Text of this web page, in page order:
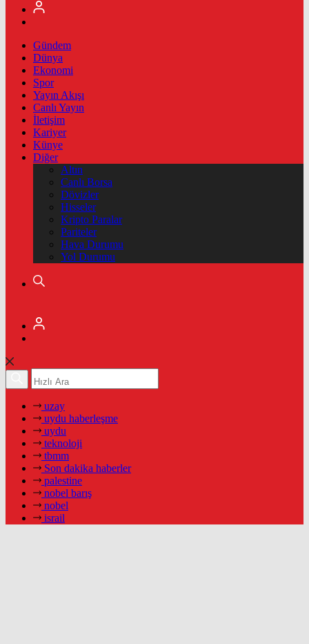
Gündem
Dünya
Ekonomi
Spor
Yayın Akışı
Canlı Yayın
İletişim
Kariyer
Künye
Diğer
Altın
Canlı Borsa
Dövizler
Hisseler
Kripto Paralar
Pariteler
Hava Durumu
Yol Durumu
uzay
uydu haberleşme
uydu
teknoloji
tbmm
Son dakika haberler
palestine
nobel barış
nobel
israil